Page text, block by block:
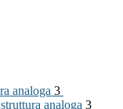
analoga 3
analoga 3